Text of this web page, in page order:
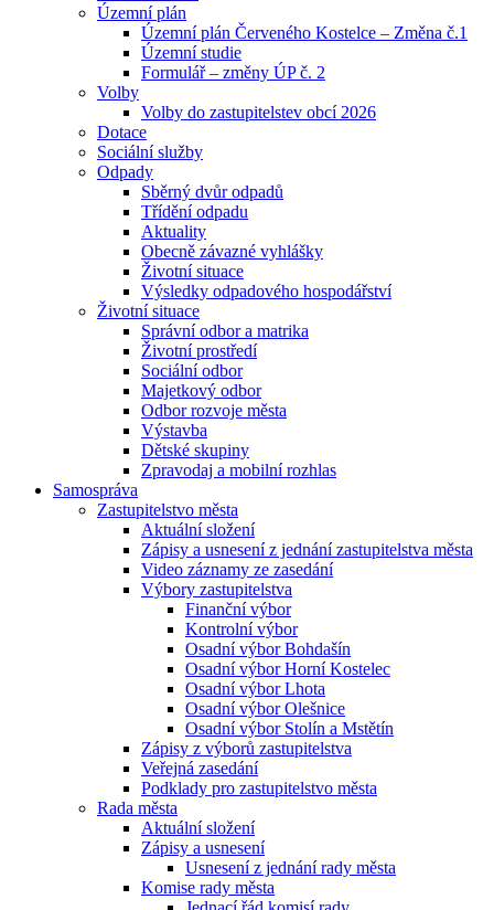
Územní plán
Územní plán Červeného Kostelce – Změna č.1
Územní studie
Formulář – změny ÚP č. 2
Volby
Volby do zastupitelstev obcí 2026
Dotace
Sociální služby
Odpady
Sběrný dvůr odpadů
Třídění odpadu
Aktuality
Obecně závazné vyhlášky
Životní situace
Výsledky odpadového hospodářství
Životní situace
Správní odbor a matrika
Životní prostředí
Sociální odbor
Majetkový odbor
Odbor rozvoje města
Výstavba
Dětské skupiny
Zpravodaj a mobilní rozhlas
Samospráva
Zastupitelstvo města
Aktuální složení
Zápisy a usnesení z jednání zastupitelstva města
Video záznamy ze zasedání
Výbory zastupitelstva
Finanční výbor
Kontrolní výbor
Osadní výbor Bohdašín
Osadní výbor Horní Kostelec
Osadní výbor Lhota
Osadní výbor Olešnice
Osadní výbor Stolín a Mstětín
Zápisy z výborů zastupitelstva
Veřejná zasedání
Podklady pro zastupitelstvo města
Rada města
Aktuální složení
Zápisy a usnesení
Usnesení z jednání rady města
Komise rady města